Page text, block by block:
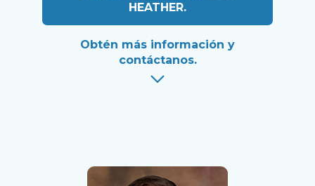
HEATHER.
Obtén más información y
contáctanos.